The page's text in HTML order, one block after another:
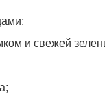
и свежей